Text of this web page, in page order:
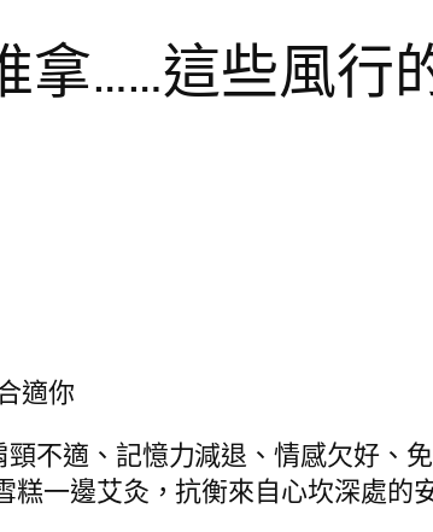
拿……這些風行
適你
不適、記憶力減退、情感欠好、
一邊艾灸，抗衡來自心坎深處的